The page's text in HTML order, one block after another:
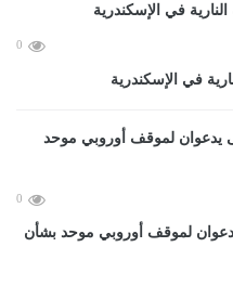
0
في الإسكندرية
0
يدعوان لموقف أوروبي موحد بشأن